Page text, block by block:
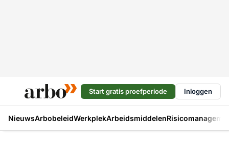
Start gratis proefperiode Inloggen
NieuwsArbobeleidWerkplekArbeidsmiddelen